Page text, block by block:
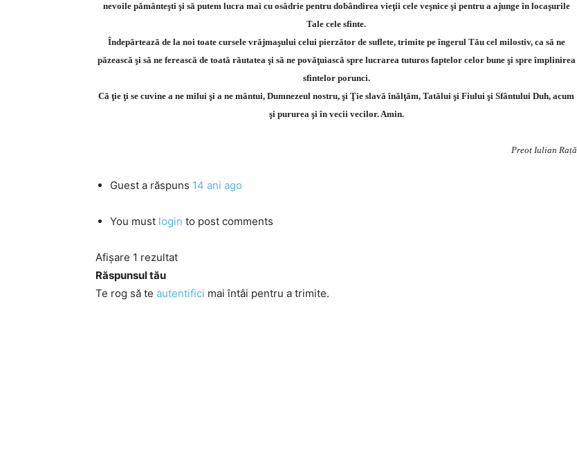
nevoile pământeşti şi să putem lucra mai cu osâdrie pentru dobândirea vieţii cele veşnice şi pentru a ajunge în locaşurile
Tale cele sfinte.
Îndepărtează de la noi toate cursele vrăjmaşului celui pierzător de suflete, trimite pe îngerul Tău cel milostiv, ca să ne
păzească şi să ne ferească de toată răutatea şi să ne povăţuiască spre lucrarea tuturos faptelor celor bune şi spre împlinirea
sfintelor porunci.
Că ţie ţi se cuvine a ne milui şi a ne mântui, Dumnezeul nostru, şi Ţie slavă înălţăm, Tatălui şi Fiului şi Sfântului Duh, acum
şi pururea şi în vecii vecilor. Amin.
Preot Iulian Rață
Guest a răspuns 14 ani ago
You must login to post comments
Afișare 1 rezultat
Răspunsul tău
Te rog să te autentifici mai întâi pentru a trimite.